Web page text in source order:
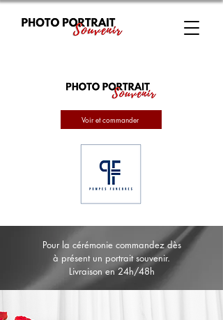
Voir et commander
Pour la cérémonie commandez dès
à présent un portrait souvenir.
Livraison en 24h/48h